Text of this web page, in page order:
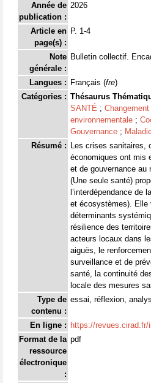
Année de
publication :
2026
Article en
page(s) :
P. 1-4
Note
générale :
Bulletin collectif.
Langues : Français (fre)
Catégories : Thésaurus
SANTÉ ;
environnementale ;
Gouvernance ;
Résumé : Les crises sanitaires,
économiques ont mis
et de gouvernance au
(Une seule santé)
l’interdépendance de
et écosystèmes). Elle
déterminants
résilience des
acteurs locaux dans
aiguës, le
surveillance et de
santé, la continuité
locale des mesures
Type de
contenu :
essai, réflexion,
En ligne : https://
Format de la
ressource
électronique
:
pdf